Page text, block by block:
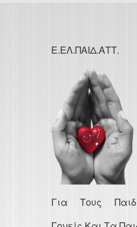
Ε.ΕΛ.ΠΑΙΔ.ΑΤΤ.
Για Τους